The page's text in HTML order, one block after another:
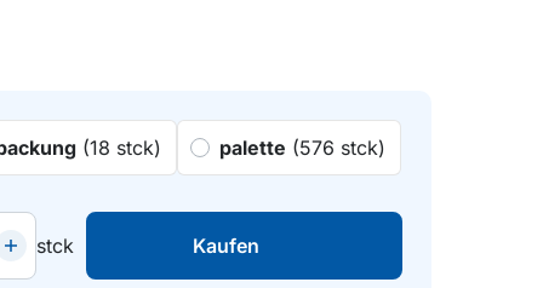
(18 stck) palette (576 stck)
stck Kaufen